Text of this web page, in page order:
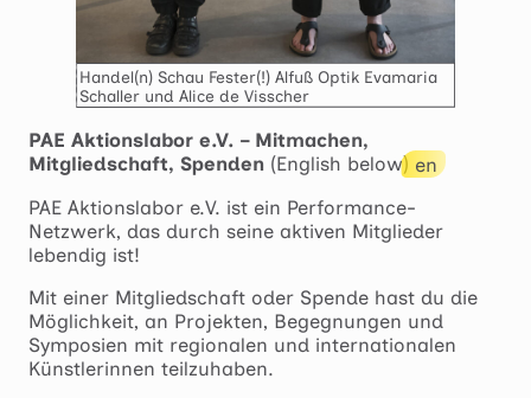
Reset
all
options
cached
Handel(n) Schau Fester(!) Alfuß Optik Evamaria
Schaller und Alice de Visscher
PAE Aktionslabor e.V. – Mitmachen,
Mitgliedschaft, Spenden (English below) en
PAE Aktionslabor e.V. ist ein Performance-
Netzwerk, das durch seine aktiven Mitglieder
lebendig ist!
Mit einer Mitgliedschaft oder Spende hast du die
Möglichkeit, an Projekten, Begegnungen und
Symposien mit regionalen und internationalen
Künstlerinnen teilzuhaben.